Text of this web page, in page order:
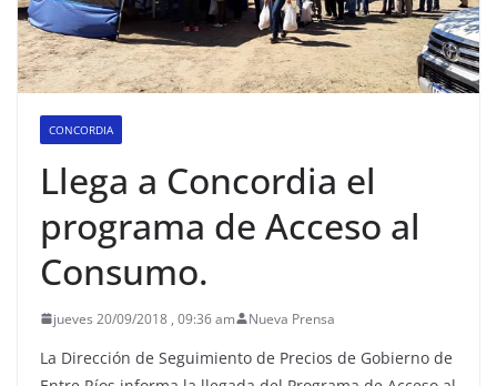
CONCORDIA
Llega a Concordia el
programa de Acceso al
Consumo.
jueves 20/09/2018 , 09:36 am Nueva Prensa
La Dirección de Seguimiento de Precios de Gobierno de